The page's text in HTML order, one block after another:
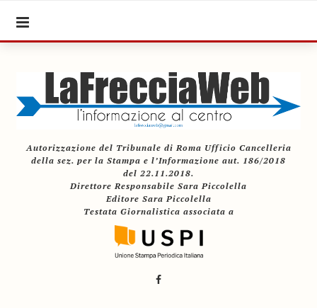
Autorizzazione del Tribunale di Roma Ufficio Cancelleria
della sez. per la Stampa e l’Informazione aut. 186/2018
del 22.11.2018.
Direttore Responsabile Sara Piccolella
Editore Sara Piccolella
Testata Giornalistica associata a